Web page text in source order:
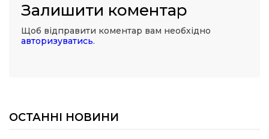
Залишити коментар
Щоб відправити коментар вам необхідно
авторизуватись.
ОСТАННІ НОВИНИ